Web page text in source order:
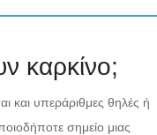
καρκίνο;
και υπεράριθμες θηλές ή
σημείο μιας